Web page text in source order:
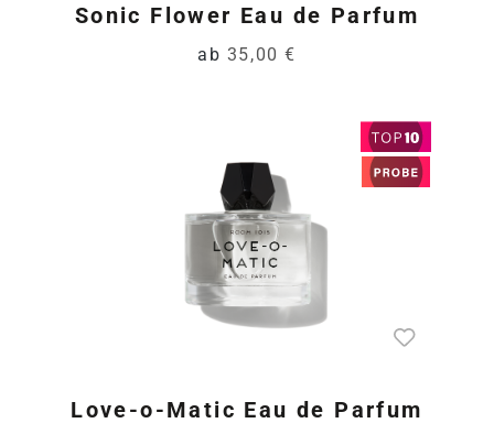
Sonic Flower Eau de Parfum
ab 35,00 €
Love-o-Matic Eau de Parfum